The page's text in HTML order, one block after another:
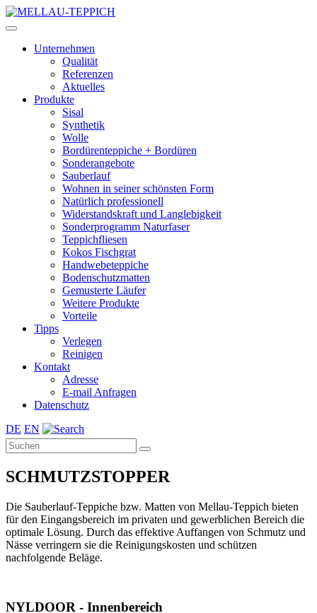
Unternehmen
Qualität
Referenzen
Aktuelles
Produkte
Sisal
Synthetik
Wolle
Bordürenteppiche + Bordüren
Sonderangebote
Sauberlauf
Wohnen in seiner schönsten Form
Natürlich professionell
Widerstandskraft und Langlebigkeit
Sonderprogramm Naturfaser
Teppichfliesen
Kokos Fischgrat
Handwebeteppiche
Bodenschutzmatten
Gemusterte Läufer
Weitere Produkte
Vorteile
Tipps
Verlegen
Reinigen
Kontakt
Adresse
E-mail Anfragen
Datenschutz
DE EN
SCHMUTZSTOPPER
Die Sauberlauf-Teppiche bzw. Matten von Mellau-Teppich bieten
für den Eingangsbereich im privaten und gewerblichen Bereich die
optimale Lösung. Durch das effektive Auffangen von Schmutz und
Nässe verringern sie die Reinigungskosten und schützen
nachfolgende Beläge.
NYLDOOR - Innenbereich